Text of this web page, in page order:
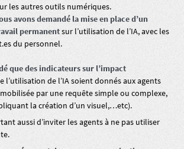
les autres outils numériques.
avons demandé la mise en place d’un
permanentsur l’utilisation de l’IA, avec les
du personnel.
que des indicateurs sur l’impact
l’utilisation de l’IA soient donnés aux agents
mobilisée par une requête simple ou complexe,
la création d’un visuel,…etc).
aussi d’inviter les agents à ne pas utiliser